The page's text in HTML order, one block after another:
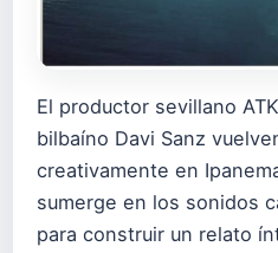
El productor sevillano
bilbaíno Davi Sanz
creativamente en
sumerge en los sonidos
para construir un relato